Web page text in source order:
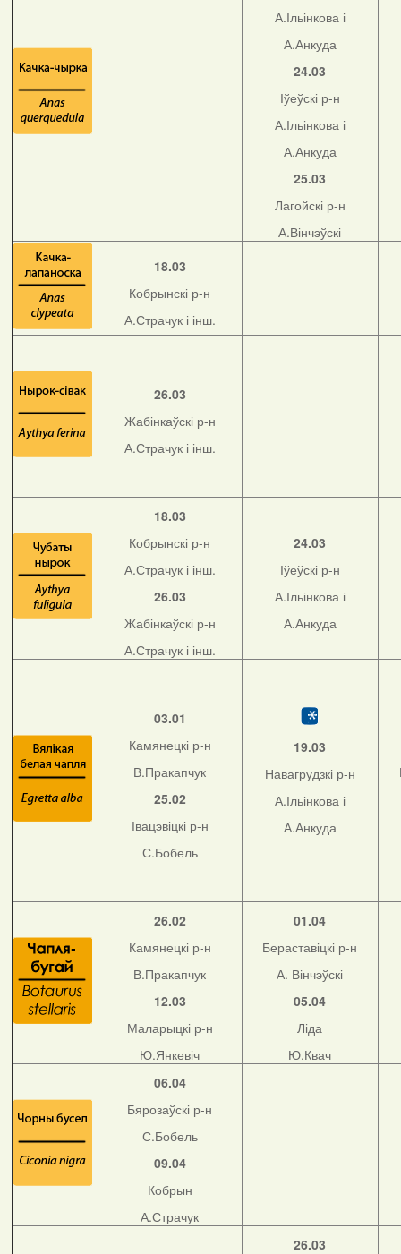
А.Ільінкова і
А.Анкуда
24.03
Іўеўскі р-н
А.Ільінкова і
А.Анкуда
25.03
Лагойскі р-н
А.Вінчэўскі
18.03
Кобрынскі р-н
А.Страчук і інш.
26.03
Жабінкаўскі р-н
А.Страчук і інш.
18.03
Кобрынскі р-н
А.Страчук і інш.
26.03
Жабінкаўскі р-н
А.Страчук і інш.
24.03
Іўеўскі р-н
А.Ільінкова і
А.Анкуда
03.01
Камянецкі р-н
В.Пракапчук
25.02
Івацэвіцкі р-н
С.Бобель
19.03
Навагрудзкі р-н
А.Ільінкова і
А.Анкуда
26.02
Камянецкі р-н
В.Пракапчук
12.03
Маларыцкі р-н
Ю.Янкевіч
01.04
Бераставіцкі р-н
А. Вінчэўскі
05.04
Ліда
Ю.Квач
06.04
Бярозаўскі р-н
С.Бобель
09.04
Кобрын
А.Страчук
26.03